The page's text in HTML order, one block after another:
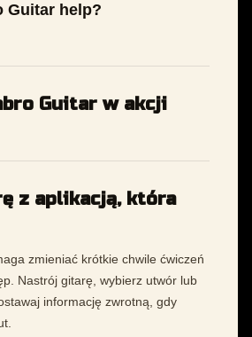
Guitar help?
Guitar w akcji
z aplikacją, która
zmieniać krótkie chwile ćwiczeń
Nastrój gitarę, wybierz utwór lub
informację zwrotną, gdy